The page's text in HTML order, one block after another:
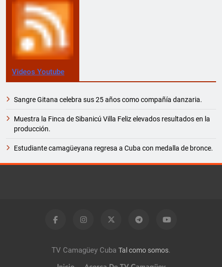
Videos Youtube
Sangre Gitana celebra sus 25 años como compañía danzaria.
Muestra la Finca de Sibanicú Villa Feliz elevados resultados en la
producción.
Estudiante camagüeyana regresa a Cuba con medalla de bronce.
TV Camagüey Cuba Tal como somos.